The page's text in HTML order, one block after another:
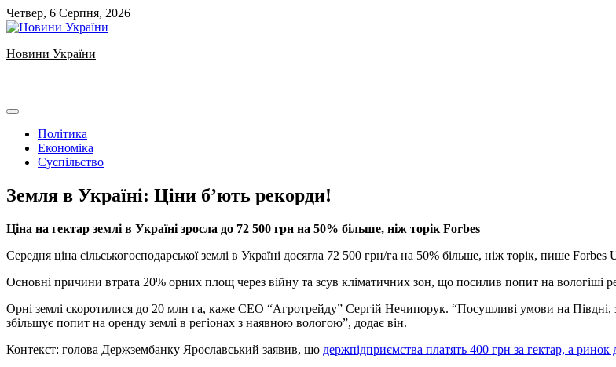
Skip
to
Четвер, 6 Серпня, 2026
Новини України
Політика
Економіка
Суспільство
Земля в Україні: Ціни б’ють рекорди!
Ціна на гектар землі в Україні зросла до 72 500 грн на 50% більше, ніж торік Forbes
Середня ціна сільськогосподарської землі в Україні досягла 72 500 грн/га на 50% більше, ніж торік, пише Forbes
Основні причини втрата 20% орних площ через війну та зсув кліматичних зон, що посилив попит на вологіші
Орні землі скоротилися до 20 млн га, каже СЕО “Агротрейду” Сергій Нечипорук. “Посушливі умови на Півдні,
збільшує попит на оренду землі в регіонах з наявною вологою”, додає він.
Контекст: голова Держзембанку Ярославський заявив, що держпідприємства платять 400 грн за гектар, а ринок